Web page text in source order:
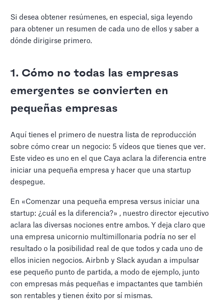
Si desea obtener resúmenes, en especial, siga leyendo
para obtener un resumen de cada uno de ellos y saber a
dónde dirigirse primero.
1. Cómo no todas las empresas
emergentes se convierten en
pequeñas empresas
Aquí tienes el primero de nuestra lista de reproducción
sobre cómo crear un negocio: 5 vídeos que tienes que ver.
Este video es uno en el que Caya aclara la diferencia entre
iniciar una pequeña empresa y hacer que una startup
despegue.
En «Comenzar una pequeña empresa versus iniciar una
startup: ¿cuál es la diferencia?» , nuestro director ejecutivo
aclara las diversas nociones entre ambos. Y deja claro que
una empresa unicornio multimillonaria podría no ser el
resultado o la posibilidad real de que todos y cada uno de
ellos inicien negocios. Airbnb y Slack ayudan a impulsar
ese pequeño punto de partida, a modo de ejemplo, junto
con empresas más pequeñas e impactantes que también
son rentables y tienen éxito por sí mismas.